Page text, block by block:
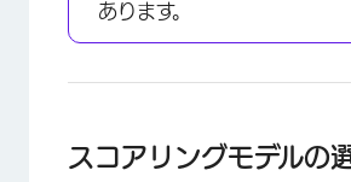
あります。
スコアリングモデルの